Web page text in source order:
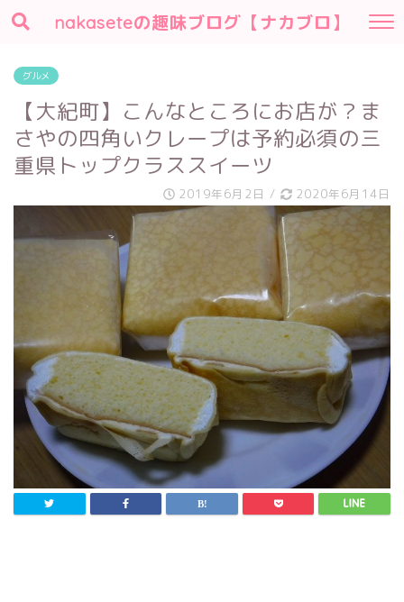
nakaseteの趣味ブログ【ナカブロ】
グルメ
【大紀町】こんなところにお店が？ま
さやの四角いクレープは予約必須の三
重県トップクラススイーツ
2019年6月2日 / 2020年6月14日